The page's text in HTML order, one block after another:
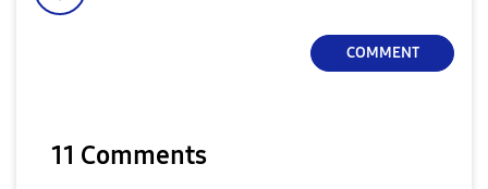
COMMENT
11 Comments